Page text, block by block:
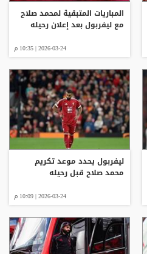
المباريات المتبقية لمحمد صلاح
مع ليفربول بعد إعلان رحيله
2026-03-24 | 10:35 م
ليفربول يحدد موعد تكريم
محمد صلاح قبل رحيله
2026-03-24 | 10:09 م